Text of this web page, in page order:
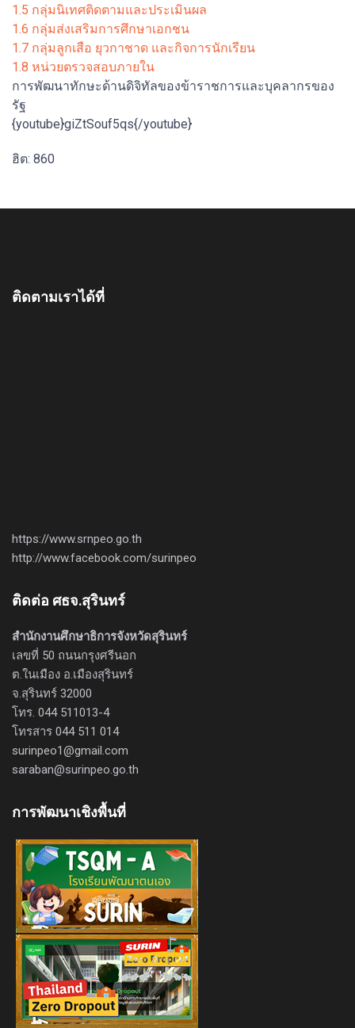
1.5 กลุ่มนิเทศติดตามและประเมินผล
1.6 กลุ่มส่งเสริมการศึกษาเอกชน
1.7 กลุ่มลูกเสือ ยุวกาชาด และกิจการนักเรียน
1.8 หน่วยตรวจสอบภายใน
การพัฒนาทักษะด้านดิจิทัลของข้าราชการและบุคลากรของ
รัฐ
{youtube}giZtSouf5qs{/youtube}
ฮิต: 860
ติดตามเราได้ที่
https://www.srnpeo.go.th
http://www.facebook.com/surinpeo
ติดต่อ ศธจ.สุรินทร์
สำนักงานศึกษาธิการจังหวัดสุรินทร์
เลขที่ 50 ถนนกรุงศรีนอก
ต.ในเมือง อ.เมืองสุรินทร์
จ.สุรินทร์ 32000
โทร. 044 511013-4
โทรสาร 044 511 014
surinpeo1@gmail.com
saraban@surinpeo.go.th
การพัฒนาเชิงพื้นที่